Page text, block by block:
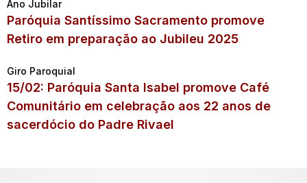
Ano Jubilar
Paróquia Santíssimo Sacramento promove
Retiro em preparação ao Jubileu 2025
Giro Paroquial
15/02: Paróquia Santa Isabel promove Café
Comunitário em celebração aos 22 anos de
sacerdócio do Padre Rivael